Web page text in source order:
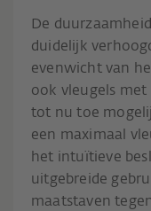
De
duidelijk
evenwicht van
ook vleugels met
tot nu toe
een maximaal
het intuïtieve
uitgebreide
maatstaven